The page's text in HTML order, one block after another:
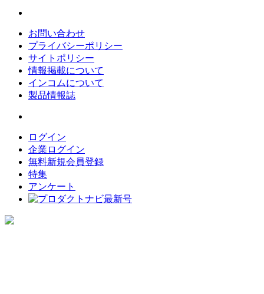
お問い合わせ
プライバシーポリシー
サイトポリシー
情報掲載について
インコムについて
製品情報誌
ログイン
企業ログイン
無料新規会員登録
特集
アンケート